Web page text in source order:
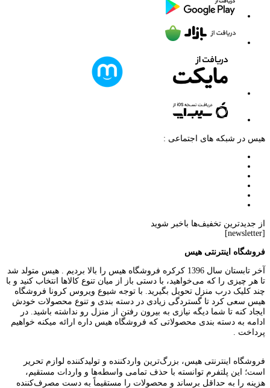
هیس در شبکه های اجتماعی :
از جدیدترین تخفیف‌ها باخبر شوید
[newsletter]
فروشگاه اینترنتی هیس
آخر تابستان سال 1396 کرکره فروشگاه هیس را بالا بردیم . هیس متولد شد
تا هر چیزی را که می‌خواهید، با دستی باز از میان تنوع کالاها انتخاب کنید و با
چند کلیک درب منزل تحویل بگیرید. با توجه شیوع ویروس کرونا فروشگاه
هیس سعی کرد تا گستردگی زیادی در دسته بندی و تنوع محصولات خودش
ایجاد کنه تا شما دیگه نیازی به بیرون رفتن از منزل رو نداشته باشید. در
ادامه به دسته بندی محصولاتی که فروشگاه هیس داره ارائه میکنه خواهیم
پرداخت .
فروشگاه اینترنتی هیس، بزرگ‌ترین وارد‌کننده و تولید‌کننده لوازم تحریر
است؛ این پلتفرم توانسته با حذف تمامی واسطه‌ها و واردات مستقیم،
هزینه را به حداقل برساند و محصولات را مستقیماً به دست مصرف‌کننده